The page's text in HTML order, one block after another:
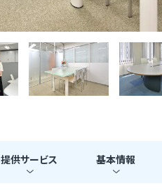
提供サービス 基本情報